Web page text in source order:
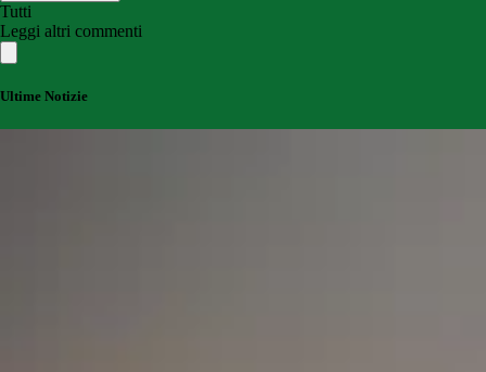
Tutti
Leggi altri commenti
Ultime Notizie